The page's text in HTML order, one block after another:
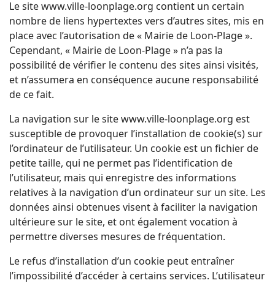
Le site www.ville-loonplage.org contient un certain
nombre de liens hypertextes vers d’autres sites, mis en
place avec l’autorisation de « Mairie de Loon-Plage ».
Cependant, « Mairie de Loon-Plage » n’a pas la
possibilité de vérifier le contenu des sites ainsi visités,
et n’assumera en conséquence aucune responsabilité
de ce fait.
La navigation sur le site www.ville-loonplage.org est
susceptible de provoquer l’installation de cookie(s) sur
l’ordinateur de l’utilisateur. Un cookie est un fichier de
petite taille, qui ne permet pas l’identification de
l’utilisateur, mais qui enregistre des informations
relatives à la navigation d’un ordinateur sur un site. Les
données ainsi obtenues visent à faciliter la navigation
ultérieure sur le site, et ont également vocation à
permettre diverses mesures de fréquentation.
Le refus d’installation d’un cookie peut entraîner
l’impossibilité d’accéder à certains services. L’utilisateur